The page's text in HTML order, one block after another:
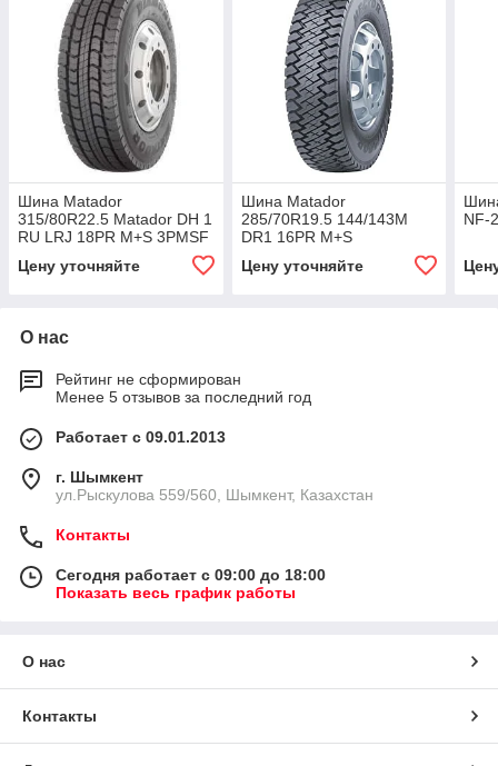
Шина Matador
315/80R22.5 Matador DH 1
RU LRJ 18PR M+S 3PMSF
Цену уточняйте
Шина Matador
285/70R19.5 144/143М
DR1 16PR M+S
Цену уточняйте
NF-
О нас
Рейтинг не сформирован
Менее 5 отзывов за последний год
Работает с 09.01.2013
г. Шымкент
ул.Рыскулова 559/560, Шымкент, Казахстан
Контакты
Сегодня работает с 09:00 до 18:00
Показать весь график работы
О нас
Контакты